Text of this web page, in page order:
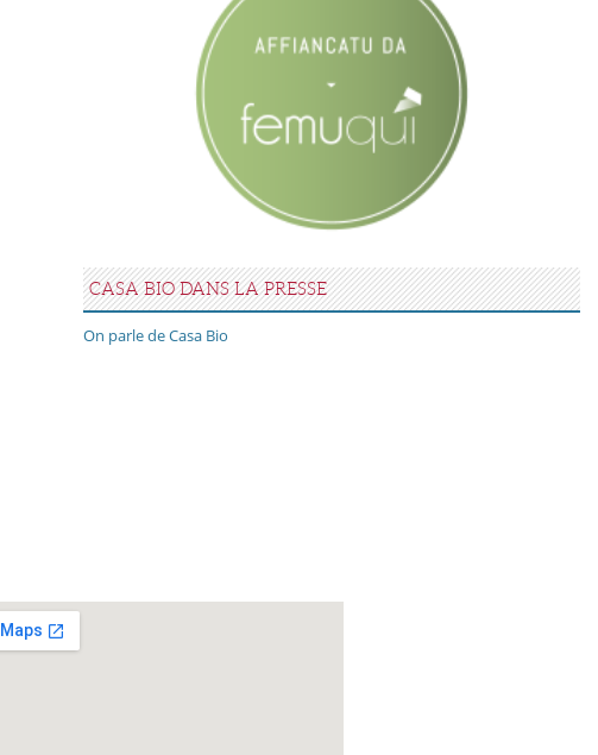
CASA BIO DANS LA PRESSE
On parle de Casa Bio